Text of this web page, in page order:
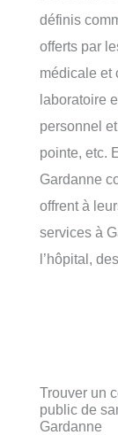
définis
offerts par
médicale et
laboratoire
personnel
pointe, etc.
Gardanne
offrent à
services à
l’hôpital,
Trouver un
public de
Gardanne